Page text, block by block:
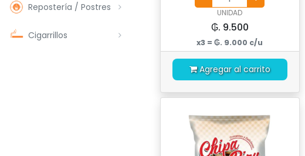
Repostería / Postres
Cigarrillos
UNIDAD
₲. 9.500
x3 = ₲. 9.000 c/u
Agregar al carrito